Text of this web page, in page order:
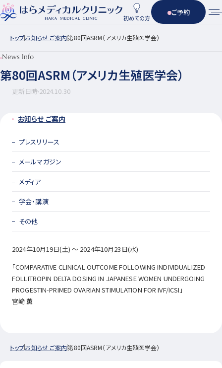
初めての方
ご予約
トップお知らせ ご案内第80回ASRM（アメリカ生殖医学会）
News Info
第80回ASRM（アメリカ生殖医学会）
更新日時2024.10.30
お知らせ ご案内
プレスリリース
メールマガジン
メディア
学会・講演
その他
2024年10月19日(土) ～ 2024年10月23日(水)
「COMPARATIVE CLINICAL OUTCOME FOLLOWING INDIVIDUALIZED
FOLLITROPIN DELTA DOSING IN JAPANESE WOMEN UNDERGOING
PROGESTIN-PRIMED OVARIAN STIMULATION FOR IVF/ICSI」
宮﨑 薫
トップお知らせ ご案内第80回ASRM（アメリカ生殖医学会）